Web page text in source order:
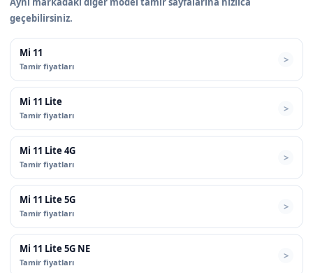
geçebilirsiniz.
Mi 11
Tamir fiyatları
Mi 11 Lite
Tamir fiyatları
Mi 11 Lite 4G
Tamir fiyatları
Mi 11 Lite 5G
Tamir fiyatları
Mi 11 Lite 5G NE
Tamir fiyatları